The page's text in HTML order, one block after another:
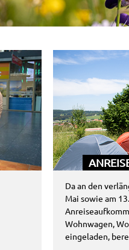
Da an den
Mai sowie am
Wohnwagen,
eingeladen,